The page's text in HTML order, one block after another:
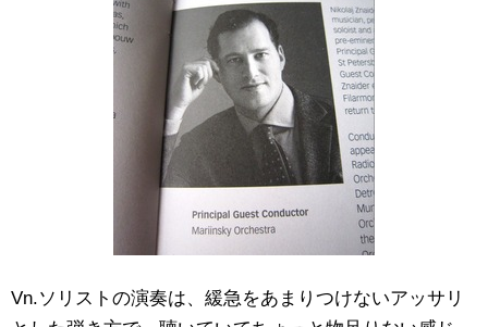
Vn.ソリストの演奏は、緩急をあまりつけないアッサリ